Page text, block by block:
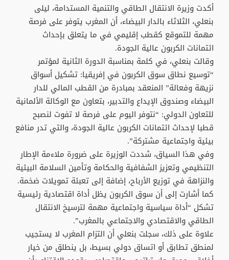
أكدت وزيرة الانتقال الطاقي والتنمية المستدامة، ليلى
بنعلي، الثلاثاء بالدار البيضاء، أن المغرب يتوفر على فرصة
مهمة للتموقع كقطب إقليمي في ما يتعلق بإحداث
ائتمانات الكربون عالية الجودة.
وقالت بنعلي، في كلمة بمناسبة الدورة الثانية لمؤتمر
“توسیع نطاق سوق الكربون في إفريقيا: تشكيل أسواق
نزيهة وفعالة” المنعقد بمبادرة من القطب المالي للدار
البيضاء وصندوق الإيداع والتدبير، بتعاون مع الوكالة الألمانية
للتعاون الدولي: “نتوفر اليوم على فرصة لا تفوت لنصبح
قطبا لإحداث ائتمانات الكربون عالية الجودة، والتي تدر منافع
بيئية واجتماعية مشتركة”.
وفي هذا السياق، شددت الوزيرة على ضرورة ملاءمة الإطار
التنظيمي وتعزيز الشفافية والحكامة وتأمين السلامة البيئية
والنزاهة في توزيع الأرباح، إضافة إلى تعبئة تمويلات ضخمة.
كما أشارت إلى أن سوق الكربون يظل أداة اقتصادية رئيسية
تشكل “أداة سياسية واجتماعية مهمة لترسيخ الانتقال
الطاقي والاقتصادي والاجتماعي بالمغرب”.
علاوة على ذلك، سجلت بنعلي أن التزام المغرب لا يستجيب
لمنطق تطابق أو اتساق دولي بسيط، بل ينطلق من خيار